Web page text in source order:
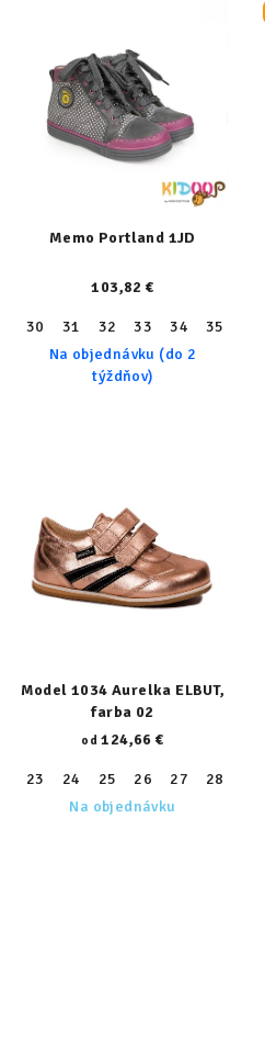
Memo Portland 1JD
103,82 €
30 31 32 33 34 35
Na objednávku (do 2
týždňov)
Model 1034 Aurelka ELBUT,
farba 02
od 124,66 €
23 24 25 26 27 28
Na objednávku